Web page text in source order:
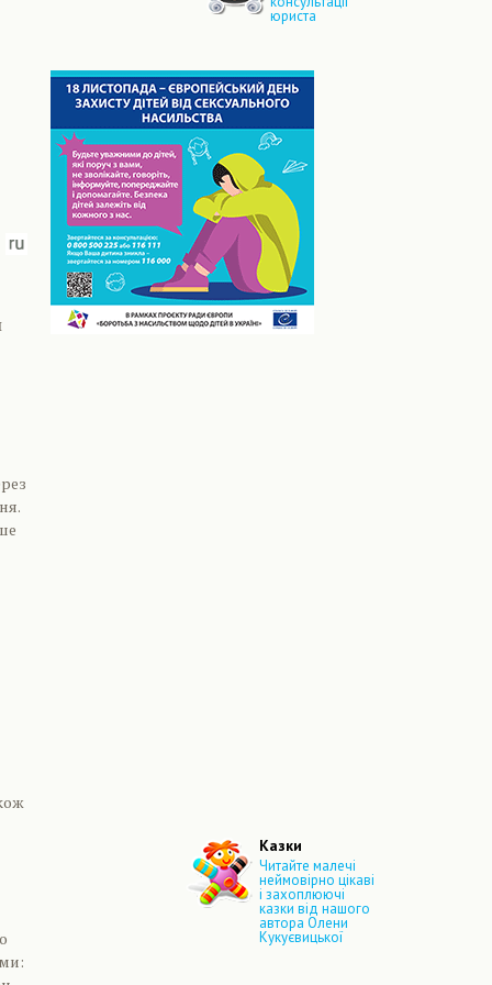
юриста
Казки
Читайте малечі
неймовірно цікаві
і захоплюючі
казки від нашого
автора Олени
Кукуєвицької